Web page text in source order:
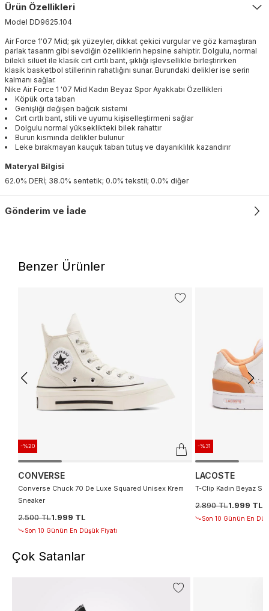
Ürün Özellikleri
Model DD9625.104
Air Force 1'07 Mid; şık yüzeyler, dikkat çekici vurgular ve göz kamaştıran
parlak tasarım gibi sevdiğin özelliklerin hepsine sahiptir. Dolgulu, normal
bilekli silüet ile klasik cırt cırtlı bant, şıklığı işlevsellikle birleştirirken
klasik basketbol stillerinin rahatlığını sunar. Burundaki delikler ise serin
kalmanı sağlar.
Nike Air Force 1 '07 Mid Kadın Beyaz Spor Ayakkabı Özellikleri
Köpük orta taban
Genişliği değişen bağcık sistemi
Cırt cırtlı bant, stili ve uyumu kişiselleştirmeni sağlar
Dolgulu normal yükseklikteki bilek rahattır
Burun kısmında delikler bulunur
Leke bırakmayan kauçuk taban tutuş ve dayanıklılık kazandırır
Materyal Bilgisi
62.0% DERİ; 38.0% sentetik; 0.0% tekstil; 0.0% diğer
Gönderim ve İade
Benzer Ürünler
-%20
CONVERSE
Converse Chuck 70 De Luxe Squared Unisex Krem
Sneaker
2.500 TL1.999 TL
Son 10 Günün En Düşük Fiyatı
-%31
LACOSTE
T-Clip Kadın Beyaz
2.890 TL1.999 TL
Son 10 Günün En
Çok Satanlar